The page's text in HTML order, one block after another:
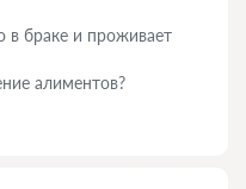
браке и проживает
алиментов?